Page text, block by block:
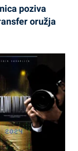
poziva
oružja